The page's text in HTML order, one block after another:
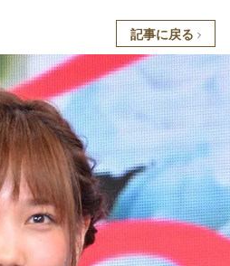
記事に戻る